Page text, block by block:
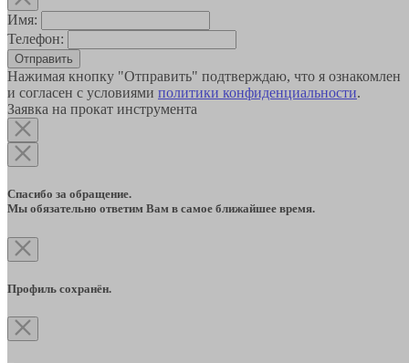
Имя:
Телефон:
Отправить
Нажимая кнопку "Отправить" подтверждаю, что я ознакомлен
и согласен с условиями политики конфиденциальности.
Заявка на прокат инструмента
Спасибо за обращение.
Мы обязательно ответим Вам в самое ближайшее время.
Профиль сохранён.